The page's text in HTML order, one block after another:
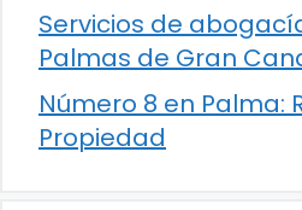
Servicios de
Palmas de Gran
Número 8 en Palma:
Propiedad